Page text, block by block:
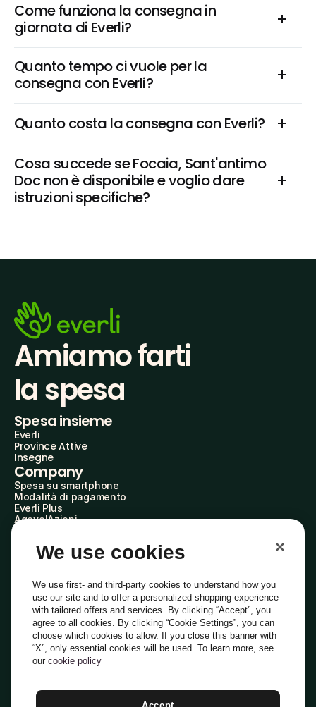
Come funziona la consegna in
giornata di Everli?
Quanto tempo ci vuole per la
consegna con Everli?
Quanto costa la consegna con Everli?
Cosa succede se Focaia, Sant'antimo
Doc non è disponibile e voglio dare
istruzioni specifiche?
Amiamo farti
la spesa
Spesa insieme
Everli
Province Attive
Insegne
Company
Spesa su smartphone
Modalità di pagamento
Everli Plus
AgevolAzioni
Everli Shoppers
Scopri chi siamo
Domande frequenti
Lavora con noi
Diventa Shopper
Investitori
PrivacyCookiePreferenze Cookie
Termini e Condizioni
Italiano
We use cookies
We use first- and third-party cookies to understand how you
use our site and to offer a personalized shopping experience
with tailored offers and services. By clicking “Accept”, you
agree to all cookies. By clicking “Cookie Settings”, you can
choose which cookies to allow. If you close this banner with
“X”, only essential cookies will be used. To learn more, see
our cookie policy